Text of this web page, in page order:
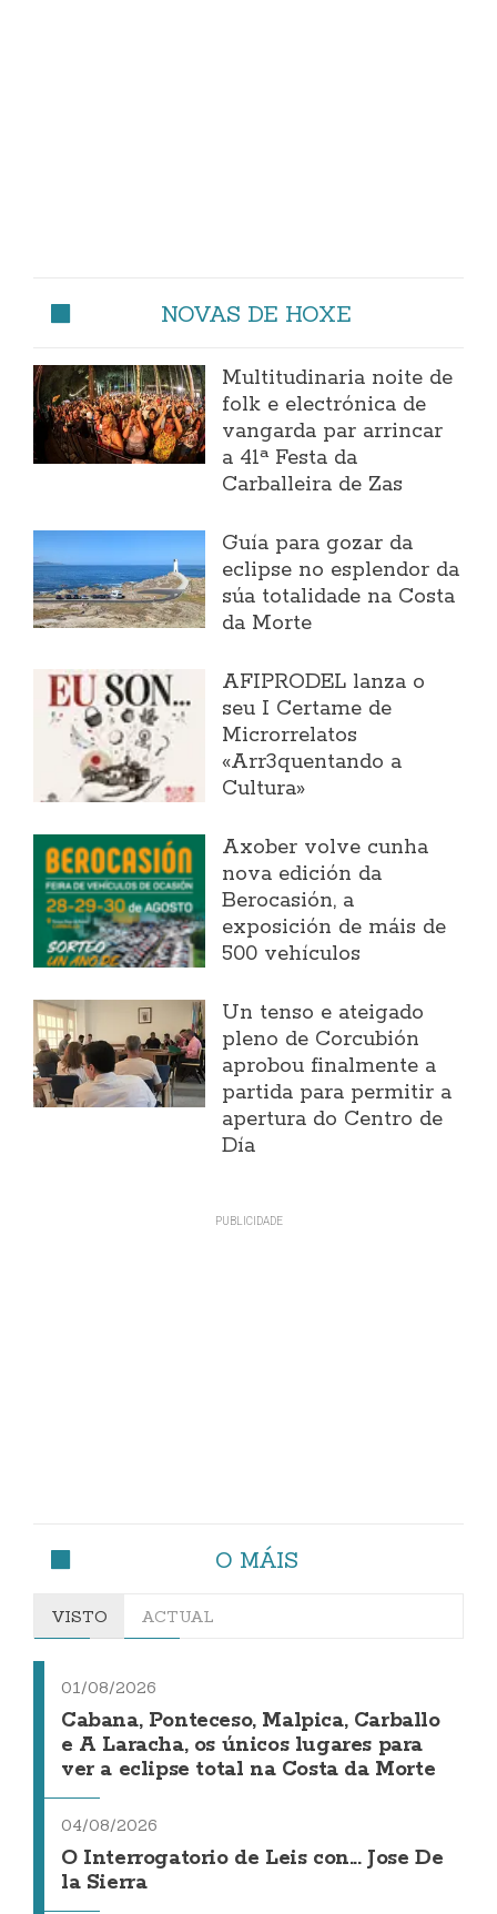
NOVAS DE HOXE
Multitudinaria noite de
folk e electrónica de
vangarda par arrincar
a 41ª Festa da
Carballeira de Zas
Guía para gozar da
eclipse no esplendor da
súa totalidade na Costa
da Morte
AFIPRODEL lanza o
seu I Certame de
Microrrelatos
«Arr3quentando a
Cultura»
Axober volve cunha
nova edición da
Berocasión, a
exposición de máis de
500 vehículos
Un tenso e ateigado
pleno de Corcubión
aprobou finalmente a
partida para permitir a
apertura do Centro de
Día
O MÁIS
VISTO ACTUAL
01/08/2026
Cabana, Ponteceso, Malpica, Carballo
e A Laracha, os únicos lugares para
ver a eclipse total na Costa da Morte
04/08/2026
O Interrogatorio de Leis con... Jose De
la Sierra